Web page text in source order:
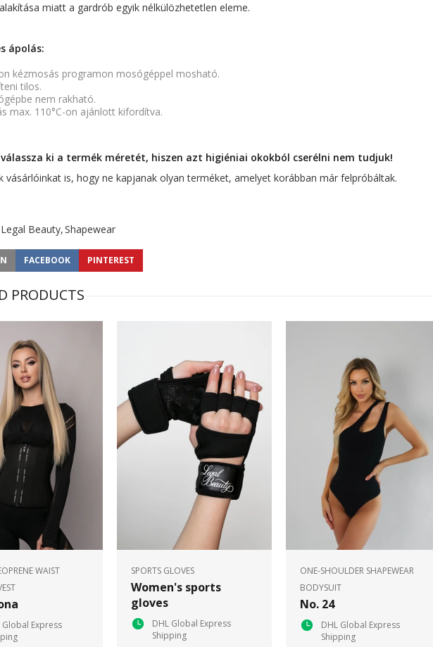
miatt a gardrób egyik nélkülözhetetlen eleme.
ápolás:
kézmosás programon mosógéppel mosható.
tilos.
nem rakható.
max. 110°C-on ajánlott kifordítva.
válassza ki a termék méretét, hiszen azt higiéniai okokból cserélni nem tudjuk!
vásárlóinkat is, hogy ne kapjanak olyan terméket, amelyet korábban már felpróbáltak.
Legal Beauty Shapewear
FACEBOOK PINTEREST
PRODUCTS
WAIST
Global Express
SPORTS GLOVES
Women's sports
gloves
DHL Global Express
Shipping
ONE-SHOULDER SHAPEWEAR
BODYSUIT
No. 24
DHL Global Express
Shipping